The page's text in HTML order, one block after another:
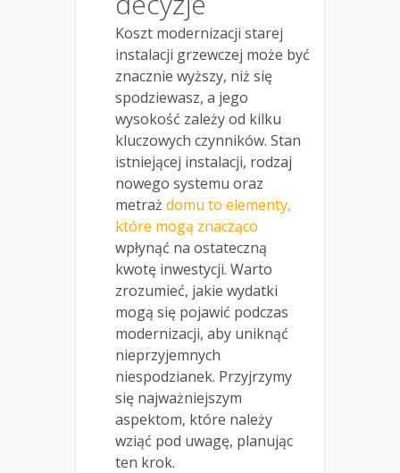
Koszt modernizacji starej
instalacji grzewczej może być
znacznie wyższy, niż się
spodziewasz, a jego
wysokość zależy od kilku
kluczowych czynników. Stan
istniejącej instalacji, rodzaj
nowego systemu oraz
metraż domu to elementy,
które mogą znacząco
wpłynąć na ostateczną
kwotę inwestycji. Warto
zrozumieć, jakie wydatki
mogą się pojawić podczas
modernizacji, aby uniknąć
nieprzyjemnych
niespodzianek. Przyjrzymy
się najważniejszym
aspektom, które należy
wziąć pod uwagę, planując
ten krok.